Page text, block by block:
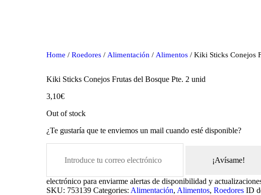
Home / Roedores / Alimentación / Alimentos / Kiki Sticks Conejos
Kiki Sticks Conejos Frutas del Bosque Pte. 2 unid
3,10€
Out of stock
¿Te gustaría que te enviemos un mail cuando esté disponible?
¡Avísame!
electrónico para enviarme alertas de disponibilidad y
SKU: 753139 Categories: Alimentación, Alimentos, Roedores ID